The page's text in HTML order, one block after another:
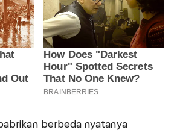
berbeda nyatanya